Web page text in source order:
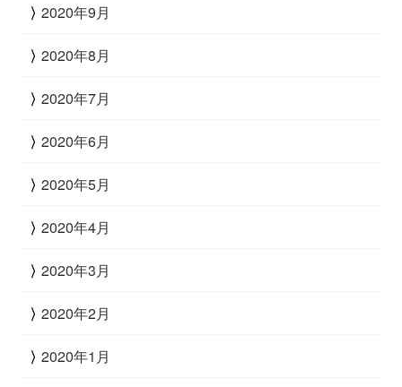
2020年9月
2020年8月
2020年7月
2020年6月
2020年5月
2020年4月
2020年3月
2020年2月
2020年1月